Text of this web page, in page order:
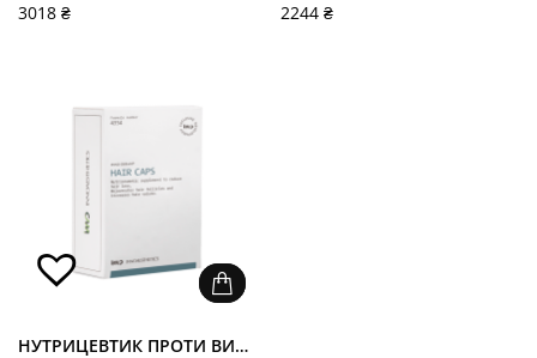
3018 ₴
2244 ₴
НУТРИЦЕВТИК ПРОТИ ВИПАДІННЯ ВОЛОССЯ - HAIR CAPS